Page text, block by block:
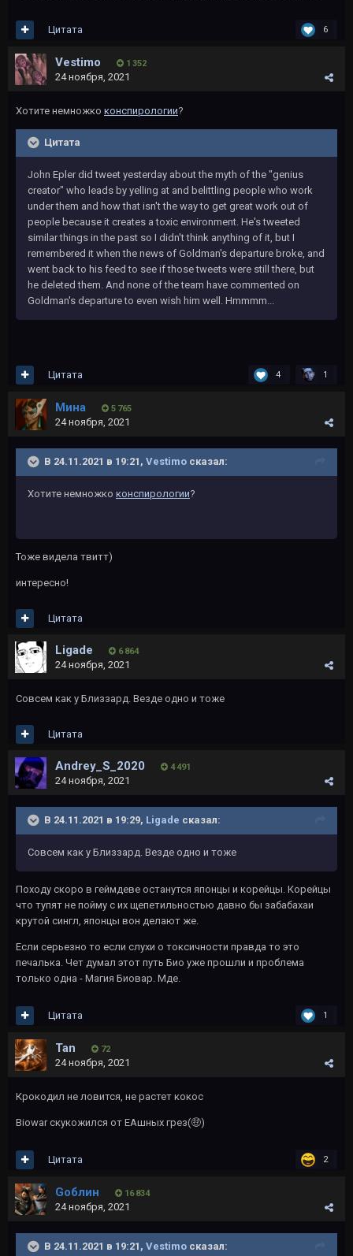
6
Цитата
Vestimo 1 352
24 ноября, 2021
Хотите немножко конспирологии?
Цитата
John Epler did tweet yesterday about the myth of the "genius
creator" who leads by yelling at and belittling people who work
under them and how that isn't the way to get great work out of
people because it creates a toxic environment. He's tweeted
similar things in the past so I didn't think anything of it, but I
remembered it when the news of Goldman's departure broke, and
went back to his feed to see if those tweets were still there, but
he deleted them. And none of the team have commented on
Goldman's departure to even wish him well. Hmmmm...
4 1
Цитата
Мина 5 765
24 ноября, 2021
В 24.11.2021 в 19:21, Vestimo сказал:
Хотите немножко конспирологии?
Тоже видела твитт)
интересно!
Цитата
Ligade 6 864
24 ноября, 2021
Совсем как у Близзард. Везде одно и тоже
Цитата
Andrey_S_2020 4 491
24 ноября, 2021
В 24.11.2021 в 19:29, Ligade сказал:
Совсем как у Близзард. Везде одно и тоже
Походу скоро в геймдеве останутся японцы и корейцы. Корейцы
что тупят не пойму с их щепетильностью давно бы забабахаи
крутой сингл, японцы вон делают же.
Если серьезно то если слухи о токсичности правда то это
печалька. Чет думал этот путь Био уже прошли и проблема
только одна - Магия Биовар. Мде.
1
Цитата
Tan 72
24 ноября, 2021
Крокодил не ловится, не растет кокос
Biowar скукожился от EAшных грез(🤑)
2
Цитата
Gоблин 16 834
24 ноября, 2021
В 24.11.2021 в 19:21, Vestimo сказал: